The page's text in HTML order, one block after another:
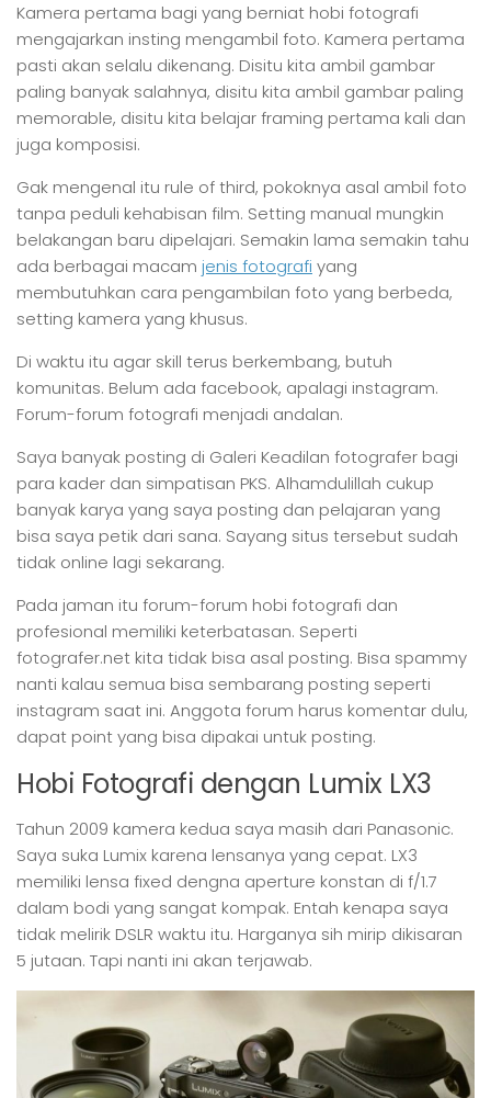
Kamera pertama bagi yang berniat hobi fotografi
mengajarkan insting mengambil foto. Kamera pertama
pasti akan selalu dikenang. Disitu kita ambil gambar
paling banyak salahnya, disitu kita ambil gambar paling
memorable, disitu kita belajar framing pertama kali dan
juga komposisi.
Gak mengenal itu rule of third, pokoknya asal ambil foto
tanpa peduli kehabisan film. Setting manual mungkin
belakangan baru dipelajari. Semakin lama semakin tahu
ada berbagai macam jenis fotografi yang
membutuhkan cara pengambilan foto yang berbeda,
setting kamera yang khusus.
Di waktu itu agar skill terus berkembang, butuh
komunitas. Belum ada facebook, apalagi instagram.
Forum-forum fotografi menjadi andalan.
Saya banyak posting di Galeri Keadilan fotografer bagi
para kader dan simpatisan PKS. Alhamdulillah cukup
banyak karya yang saya posting dan pelajaran yang
bisa saya petik dari sana. Sayang situs tersebut sudah
tidak online lagi sekarang.
Pada jaman itu forum-forum hobi fotografi dan
profesional memiliki keterbatasan. Seperti
fotografer.net kita tidak bisa asal posting. Bisa spammy
nanti kalau semua bisa sembarang posting seperti
instagram saat ini. Anggota forum harus komentar dulu,
dapat point yang bisa dipakai untuk posting.
Hobi Fotografi dengan Lumix LX3
Tahun 2009 kamera kedua saya masih dari Panasonic.
Saya suka Lumix karena lensanya yang cepat. LX3
memiliki lensa fixed dengna aperture konstan di f/1.7
dalam bodi yang sangat kompak. Entah kenapa saya
tidak melirik DSLR waktu itu. Harganya sih mirip dikisaran
5 jutaan. Tapi nanti ini akan terjawab.